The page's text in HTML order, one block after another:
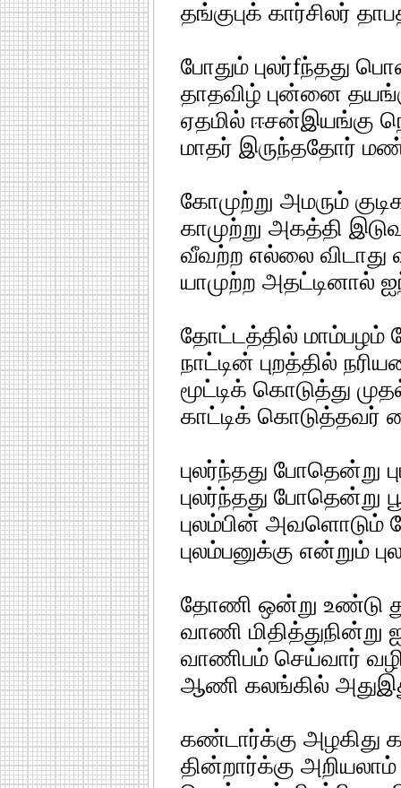
தங்குபுக் கார்சிலர்
போதும் புலர்fந்தது
தாதவிழ் புன்னை
ஏதமில் ஈசன்இயங்கு
மாதர் இருந்ததோர்
கோமுற்று அமரும்
காமுற்று அகத்தி
வீவற்ற எல்லை விடாது
யாமுற்ற அதட்டினால்
தோட்டத்தில் மாம்பழம்
நாட்டின் புறத்தில்
மூட்டிக் கொடுத்து
காட்டிக் கொடுத்தவர்
புலர்ந்தது போதென்று
புலர்ந்தது போதென்று
புலம்பின் அவளொடும்
புலம்பனுக்கு என்றும்
தோணி ஒன்று உண்டு
வாணி
வாணிபம் செய்வார்
ஆணி கலங்கில்
கண்டார்க்கு அழகிது
தின்றார்க்கு